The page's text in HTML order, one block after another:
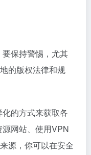
保持警惕，尤其
的版权法律和规
的方式来获取各
网站、使用VPN
源，你可以在安全